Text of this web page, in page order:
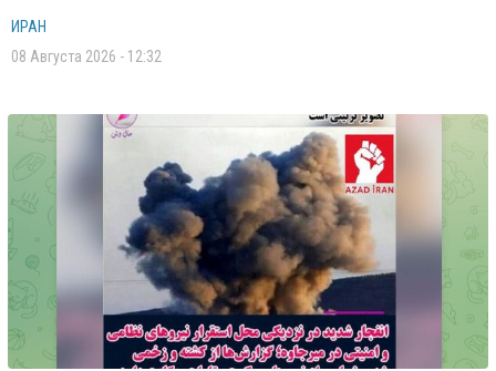
ИРАН
08 Августа 2026 - 12:32